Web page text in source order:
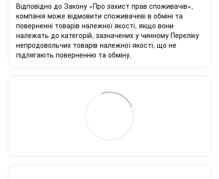
Відповідно до Закону «Про захист прав споживачів»,
компанія може відмовити споживачеві в обміні та
поверненні товарів належної якості, якщо вони
належать до категорій, зазначених у чинному Переліку
непродовольчих товарів належної якості, що не
підлягають поверненню та обміну.